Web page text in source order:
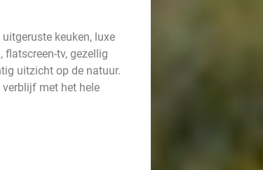
keuken, luxe
tv, gezellig
uitzicht op de natuur.
verblijf met het hele